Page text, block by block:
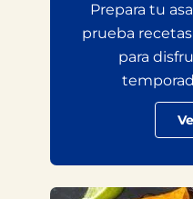
Prepara tu
prueba
para